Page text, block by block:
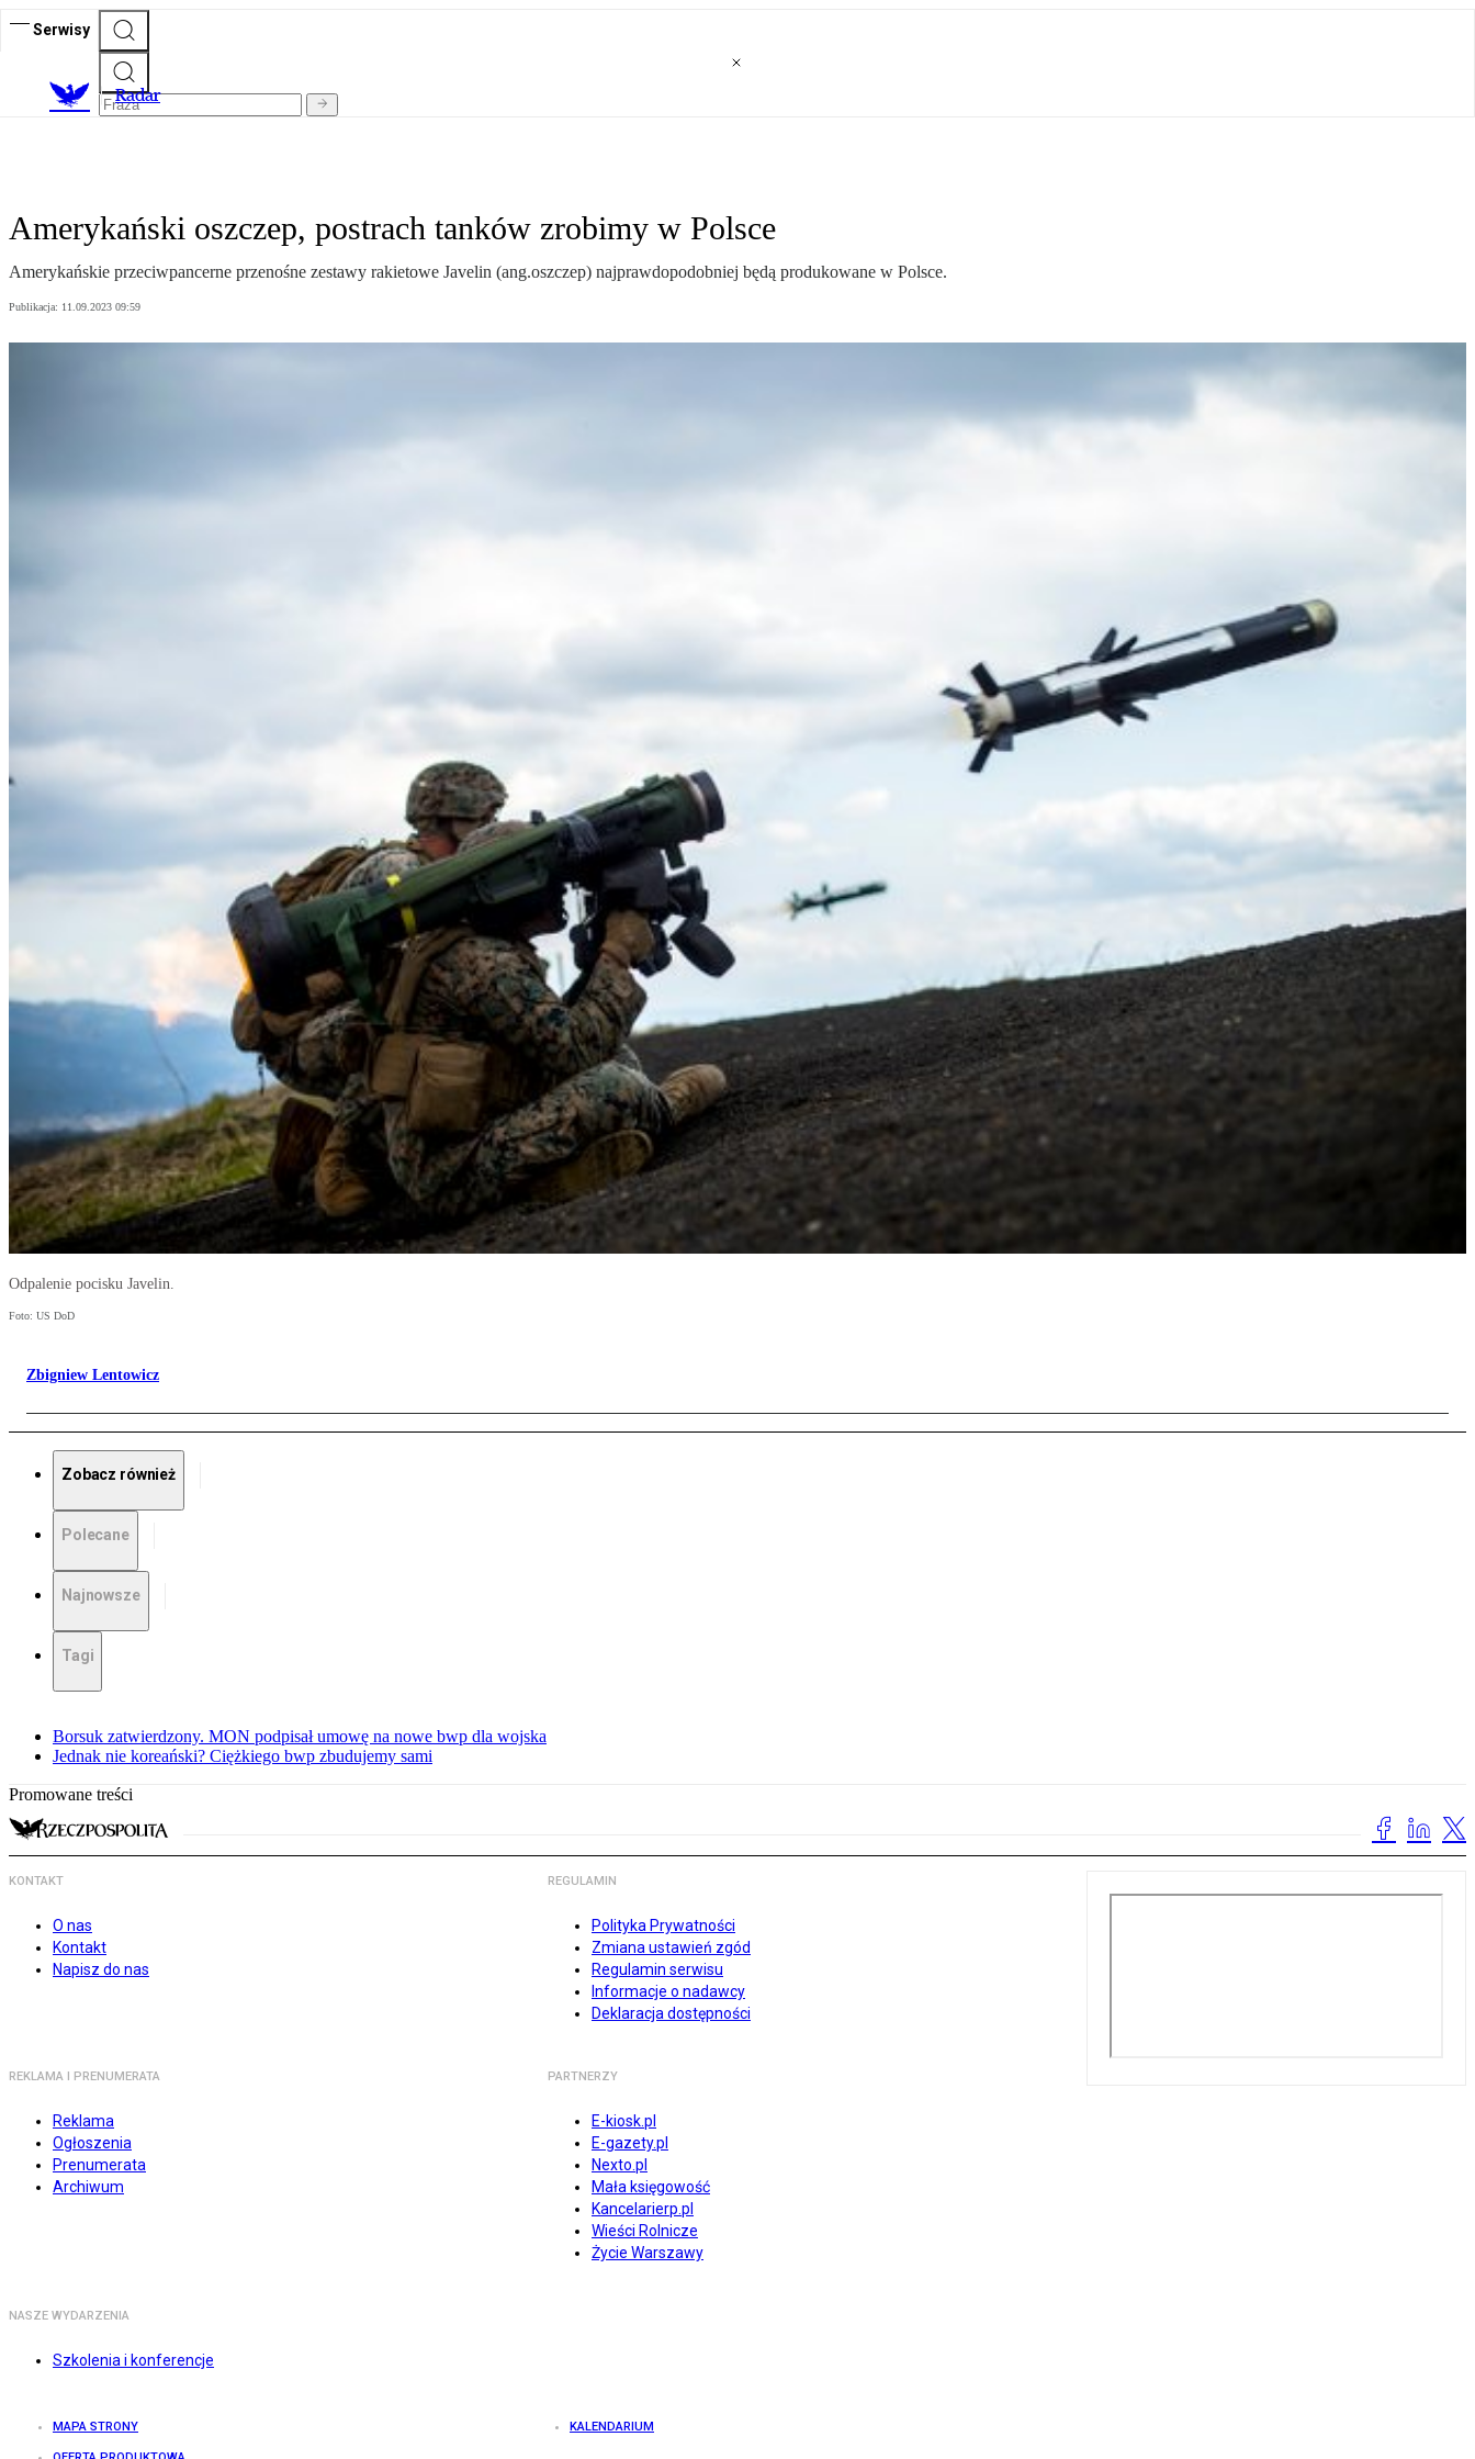
Serwisy
Radar
Amerykański oszczep, postrach tanków zrobimy w Polsce
Amerykańskie przeciwpancerne przenośne zestawy rakietowe Javelin (ang.oszczep) najprawdopodobniej będą produkowane w Polsce.
Publikacja: 11.09.2023 09:59
Odpalenie pocisku Javelin.
Foto: US DoD
Zbigniew Lentowicz
Zobacz również
Polecane
Najnowsze
Tagi
Borsuk zatwierdzony. MON podpisał umowę na nowe bwp dla wojska
Jednak nie koreański? Ciężkiego bwp zbudujemy sami
Promowane treści
KONTAKT
O nas
Kontakt
Napisz do nas
REGULAMIN
Polityka Prywatności
Zmiana ustawień zgód
Regulamin serwisu
Informacje o nadawcy
Deklaracja dostępności
REKLAMA I PRENUMERATA
Reklama
Ogłoszenia
Prenumerata
Archiwum
PARTNERZY
E-kiosk.pl
E-gazety.pl
Nexto.pl
Mała księgowość
Kancelarierp.pl
Wieści Rolnicze
Życie Warszawy
NASZE WYDARZENIA
Szkolenia i konferencje
MAPA STRONY KALENDARIUM